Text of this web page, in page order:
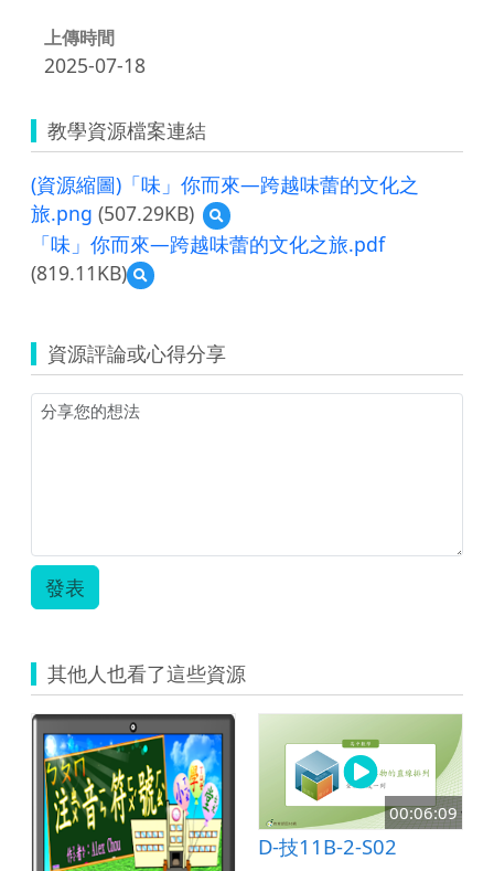
上傳時間
2025-07-18
教學資源檔案連結
(資源縮圖)「味」你而來—跨越味蕾的文化之
旅.png (507.29KB)
預
覽
(資
你
而
「味」你而來—跨越味蕾的文化之旅.pdf
(819.11KB)
預
覽
而
來
—
資源評論或心得分享
發表
其他人也看了這些資源
00:06:09
D-技11B-2-S02